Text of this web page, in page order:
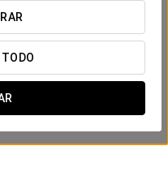
inolvidable con un
pareja desde el primer
toque dulce para